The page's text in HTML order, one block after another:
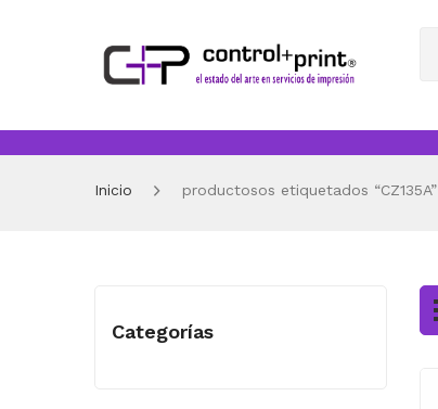
Inicio productosos etiquetados “CZ135A”
Categorías